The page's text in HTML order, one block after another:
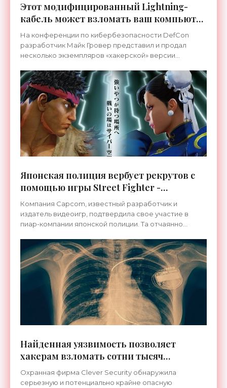
Этот модифицированный Lightning-
кабель может взломать ваш компьютер
- «Гаджеты»
На конференции по кибербезопасности DefCon
разработчик Майк Гровер представил и продал
несколько экземпляров «хакерской» версии
работает, как
Японская полиция вербует рекрутов с
помощью игры Street Fighter -
«Технологии»
Компания Capcom, известный разработчик и
издатель видеоигр, подтвердила свое участие в
пиар-компании японской полиции. Та отчаянно
решительных, смелых и
Найденная уязвимость позволяет
хакерам взломать сотни тысяч
сердечных имплантов - «Технологии»
Охранная фирма Clever Security обнаружила
серьезную и потенциально крайне опасную